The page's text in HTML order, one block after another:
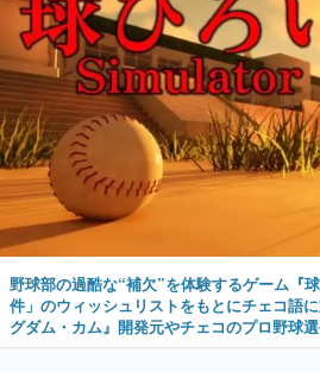
野球部の過酷な“補欠”を体験するゲーム『
件」のウィッシュリストをもとにチェコ語
グダム・カム』開発元やチェコのプロ野球